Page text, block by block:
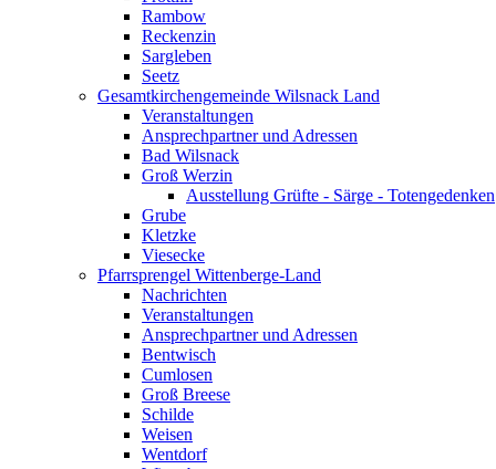
Rambow
Reckenzin
Sargleben
Seetz
Gesamtkirchengemeinde Wilsnack Land
Veranstaltungen
Ansprechpartner und Adressen
Bad Wilsnack
Groß Werzin
Ausstellung Grüfte - Särge - Totengedenken
Grube
Kletzke
Viesecke
Pfarrsprengel Wittenberge-Land
Nachrichten
Veranstaltungen
Ansprechpartner und Adressen
Bentwisch
Cumlosen
Groß Breese
Schilde
Weisen
Wentdorf